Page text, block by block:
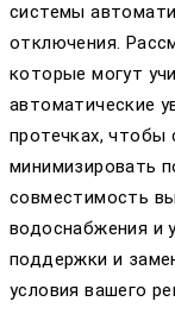
системы
отключения.
которые могут
автоматические
протечках, чтобы
минимизировать
совместимость
водоснабжения и
поддержки и
условия вашего